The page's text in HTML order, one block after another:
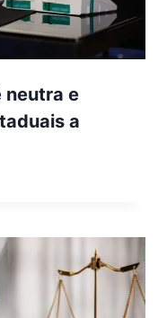
neutra e
a